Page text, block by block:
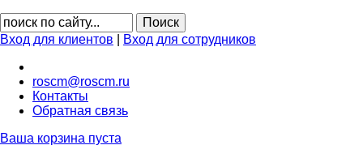
Вход для клиентов Вход для сотрудников
roscm@roscm.ru
Контакты
Обратная связь
Ваша корзина пуста